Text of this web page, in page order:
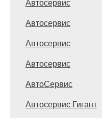
Автосервис
Автосервис
Автосервис
Автосервис
АвтоСервис
Автосервис Гигант